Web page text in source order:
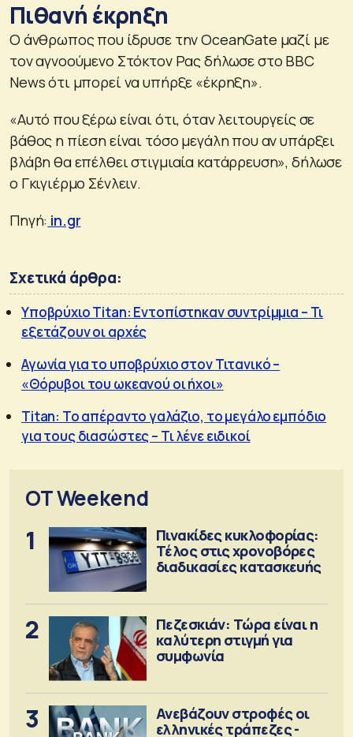
Πιθανή έκρηξη
Ο άνθρωπος που ίδρυσε την OceanGate μαζί με
τον αγνοούμενο Στόκτον Ρας δήλωσε στο BBC
News ότι μπορεί να υπήρξε «έκρηξη».
«Αυτό που ξέρω είναι ότι, όταν λειτουργείς σε
βάθος η πίεση είναι τόσο μεγάλη που αν υπάρξει
βλάβη θα επέλθει στιγμιαία κατάρρευση», δήλωσε
ο Γκιγιέρμο Σένλειν.
Πηγή: in.gr
Σχετικά άρθρα:
Υποβρύχιο Titan: Εντοπίστηκαν συντρίμμια – Τι
εξετάζουν οι αρχές
Αγωνία για το υποβρύχιο στον Τιτανικό –
«Θόρυβοι του ωκεανού οι ήχοι»
Titan: Το απέραντο γαλάζιο, το μεγάλο εμπόδιο
για τους διασώστες – Τι λένε ειδικοί
OT Weekend
1
Πινακίδες κυκλοφορίας:
Τέλος στις χρονοβόρες
διαδικασίες κατασκευής
2
Πεζεσκιάν: Τώρα είναι η
καλύτερη στιγμή για
συμφωνία
3
Ανεβάζουν στροφές οι
ελληνικές τράπεζες -